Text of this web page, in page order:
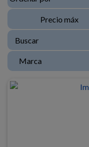
Marca